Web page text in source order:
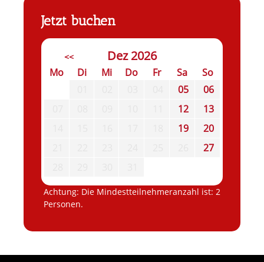
Jetzt buchen
<< Dez 2026
Mo Di Mi Do Fr Sa
So
05
06
12
13
19
20
27
Achtung: Die Mindestteilnehmeranzahl ist: 2
Personen.